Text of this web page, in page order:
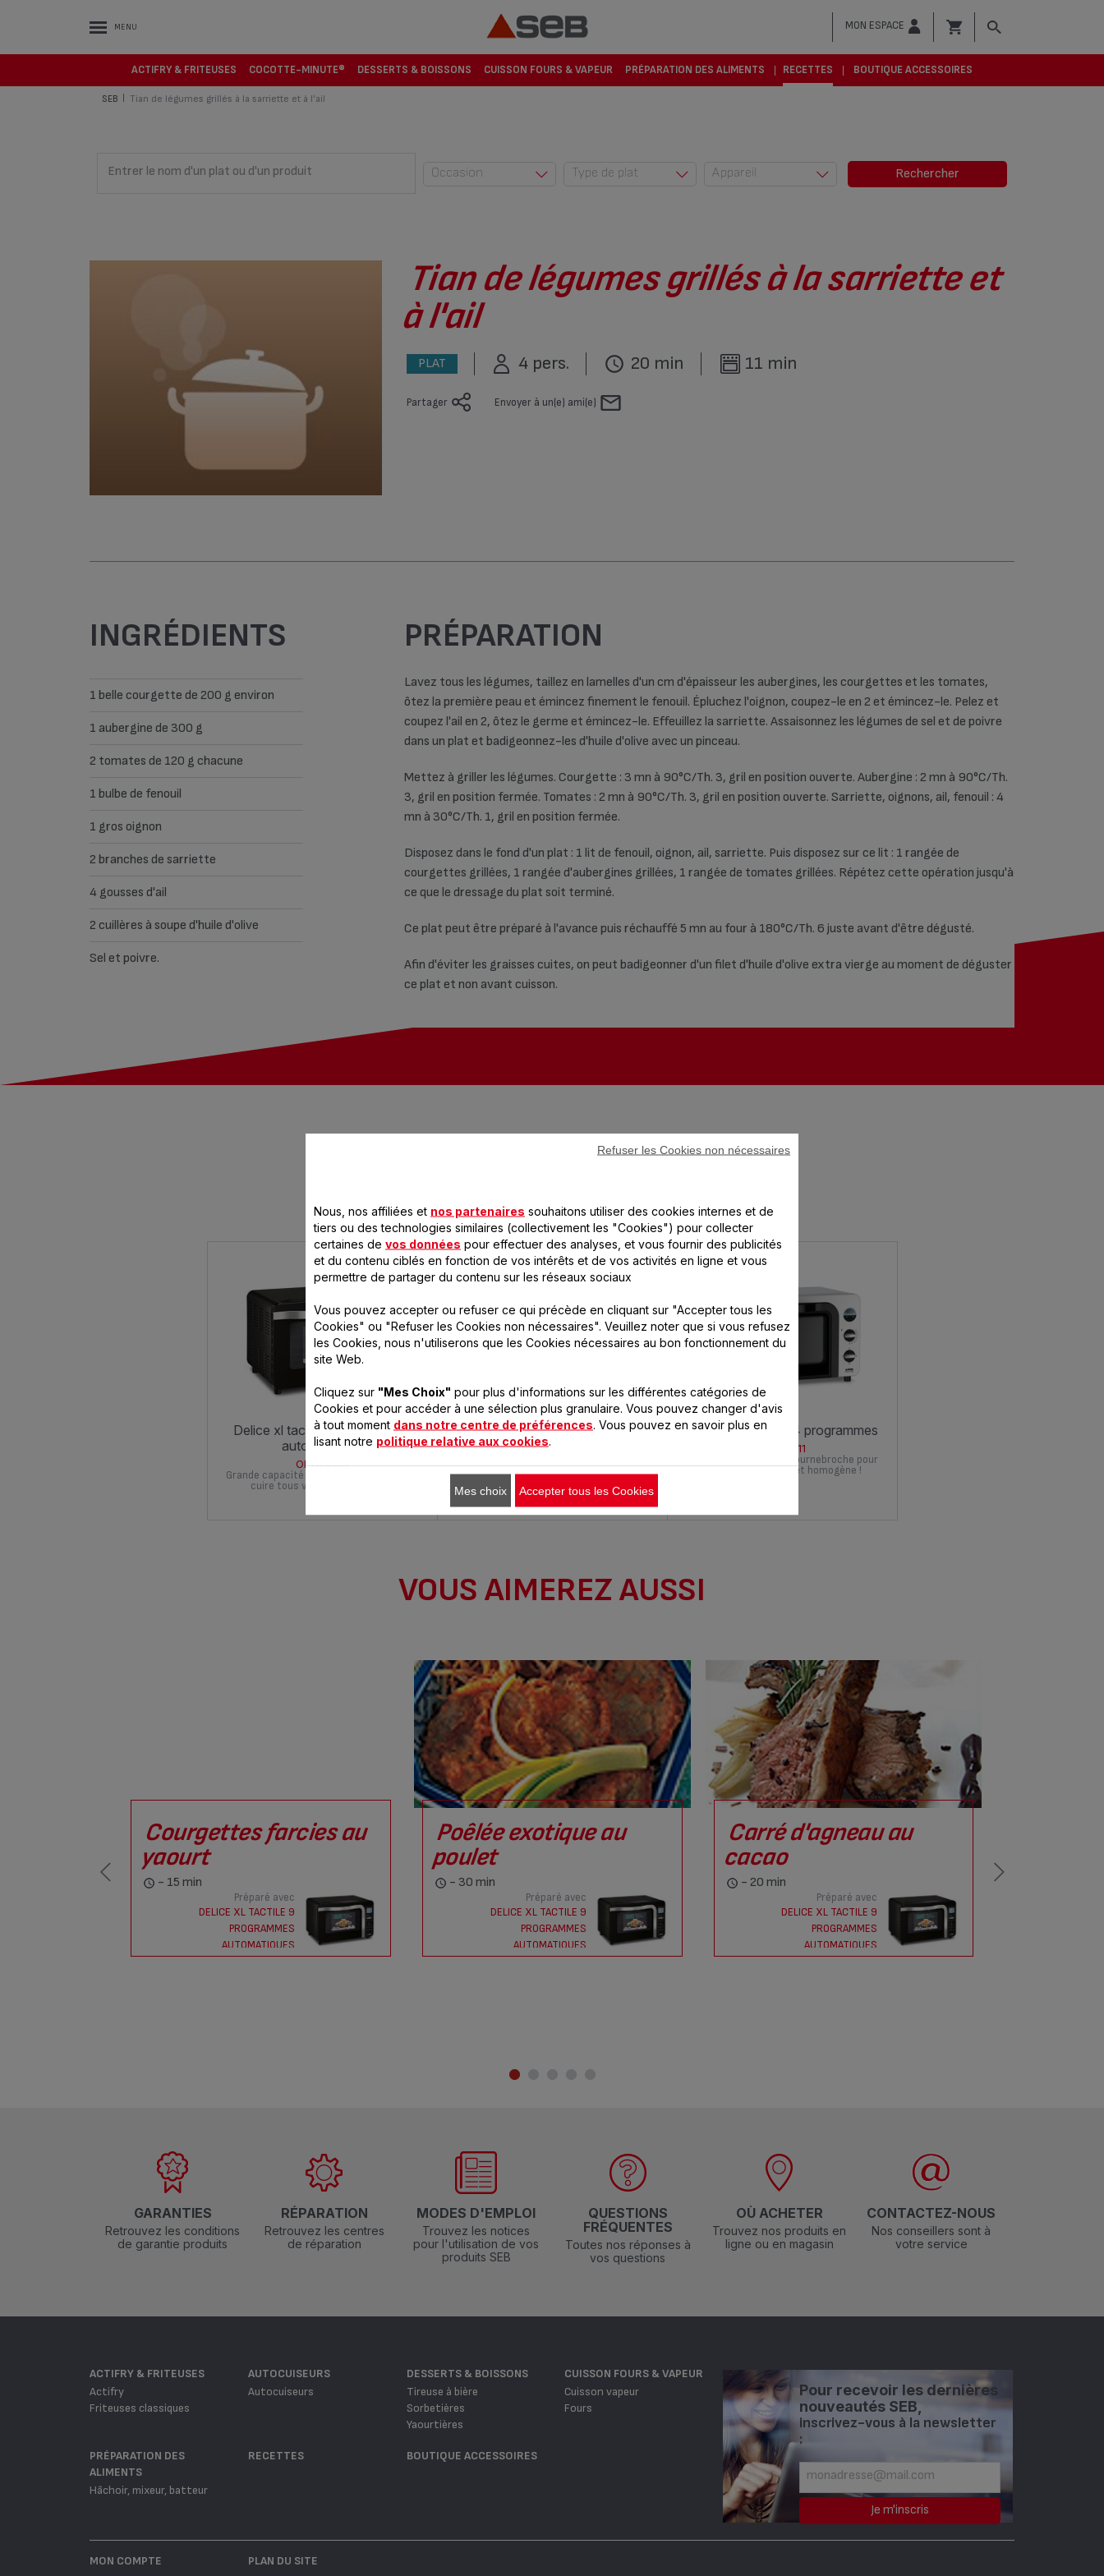
MENU MON ESPACE
ACTIFRY & FRITEUSES COCOTTE-MINUTE® DESSERTS & BOISSONS CUISSON FOURS & VAPEUR PRÉPARATION DES ALIMENTS RECETTES BOUTIQUE ACCESSOIRES
SEB Tian de légumes grillés à la sarriette et à l'ail
Occasion
Enfants (83)
Entre amis (53)
Fêtes (34)
Printemps (2)
Type de plat
Entrée (220)
Appareil
Autocuiseurs
(379)
(29)
Rechercher
Tian de légumes grillés à la sarriette et
à l'ail
PLAT 4 pers. 20 min 11 min
Partager Envoyer à un(e) ami(e)
INGRÉDIENTS
1 belle courgette de 200 g environ
1 aubergine de 300 g
2 tomates de 120 g chacune
1 bulbe de fenouil
1 gros oignon
2 branches de sarriette
4 gousses d'ail
2 cuillères à soupe d'huile d'olive
Sel et poivre.
PRÉPARATION
Lavez tous les légumes, taillez en lamelles d'un cm d'épaisseur les aubergines, les courgettes et les tomates,
ôtez la première peau et émincez finement le fenouil. Épluchez l'oignon, coupez-le en 2 et émincez-le. Pelez et
coupez l'ail en 2, ôtez le germe et émincez-le. Effeuillez la sarriette. Assaisonnez les légumes de sel et de poivre
dans un plat et badigeonnez-les d'huile d'olive avec un pinceau.
Mettez à griller les légumes. Courgette : 3 mn à 90°C/Th. 3, gril en position ouverte. Aubergine : 2 mn à 90°C/Th.
3, gril en position fermée. Tomates : 2 mn à 90°C/Th. 3, gril en position ouverte. Sarriette, oignons, ail, fenouil : 4
mn à 30°C/Th. 1, gril en position fermée.
Disposez dans le fond d'un plat : 1 lit de fenouil, oignon, ail, sarriette. Puis disposez sur ce lit : 1 rangée de
courgettes grillées, 1 rangée d'aubergines grillées, 1 rangée de tomates grillées. Répétez cette opération jusqu'à
ce que le dressage du plat soit terminé.
Ce plat peut être préparé à l'avance puis réchauffé 5 mn au four à 180°C/Th. 6 juste avant d'être dégusté.
Afin d'éviter les graisses cuites, on peut badigeonner d'un filet d'huile d'olive extra vierge au moment de déguster
ce plat et non avant cuisson.
LES PRODUITS SEB POUR
delice xl tactile 9 programmes
automatiques
OF285800
Grande capacité et design moderne pour
cuire tous vos plats préférés !
new delice xl 39l
OF281811
programmes de cuissons
new delice xl 40l 4 programmes
OF282E11
Chaleur tournante et tournebroche pour
une cuisson rapide et homogène !
VOUS AIMEREZ AUSSI
Courgettes farcies au
yaourt
- 15 min
Préparé avec
DELICE XL TACTILE 9
PROGRAMMES
AUTOMATIQUES
Poêlée exotique au
poulet
- 30 min
Préparé avec
DELICE XL TACTILE 9
PROGRAMMES
AUTOMATIQUES
Carré d'agneau au
cacao
- 20 min
Préparé avec
DELICE XL TACTILE 9
PROGRAMMES
AUTOMATIQUES
GARANTIES
Retrouvez les conditions
de garantie produits
RÉPARATION
Retrouvez les centres
de réparation
MODES D'EMPLOI
Trouvez les notices
pour l'utilisation de vos
produits SEB
QUESTIONS
FRÉQUENTES
Toutes nos réponses à
vos questions
OÙ ACHETER
Trouvez nos produits en
ligne ou en magasin
CONTACTEZ-NOUS
Nos conseillers sont à
votre service
ACTIFRY & FRITEUSES
Actifry
Friteuses classiques
AUTOCUISEURS
Autocuiseurs
DESSERTS & BOISSONS
Tireuse à bière
Sorbetières
Yaourtières
CUISSON FOURS & VAPEUR
Cuisson vapeur
Fours
PRÉPARATION DES
ALIMENTS
Hâchoir, mixeur, batteur
RECETTES BOUTIQUE ACCESSOIRES
Pour recevoir les dernières
nouveautés SEB,
inscrivez-vous à la newsletter
:
MON COMPTE PLAN DU SITE
Nous, nos affiliées et nos partenaires souhaitons utiliser des cookies internes et de
tiers ou des technologies similaires (collectivement les "Cookies") pour collecter
certaines de vos données pour effectuer des analyses, et vous fournir des publicités
et du contenu ciblés en fonction de vos intérêts et de vos activités en ligne et vous
permettre de partager du contenu sur les réseaux sociaux
Vous pouvez accepter ou refuser ce qui précède en cliquant sur "Accepter tous les
Cookies" ou "Refuser les Cookies non nécessaires". Veuillez noter que si vous refusez
les Cookies, nous n'utiliserons que les Cookies nécessaires au bon fonctionnement du
site Web.
Cliquez sur "Mes Choix" pour plus d'informations sur les différentes catégories de
Cookies et pour accéder à une sélection plus granulaire. Vous pouvez changer d'avis
à tout moment dans notre centre de préférences. Vous pouvez en savoir plus en
lisant notre politique relative aux cookies.
Refuser les Cookies non nécessaires
Mes choix Accepter tous les Cookies